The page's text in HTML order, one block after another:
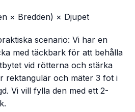
× Bredden) × Djupet
scenario: Vi har en
med täckbark för att behålla
vid rötterna och stärka
rektangulär och mäter 3 fot i
Vi vill fylla den med ett 2-